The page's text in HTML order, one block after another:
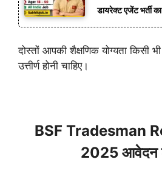
डायरेक्ट एजेंट भर्ती
दोस्तों आपकी शैक्षणिक योग्यता किसी
उत्तीर्ण होनी चाहिए।
BSF Tradesman
2025 आवेदन